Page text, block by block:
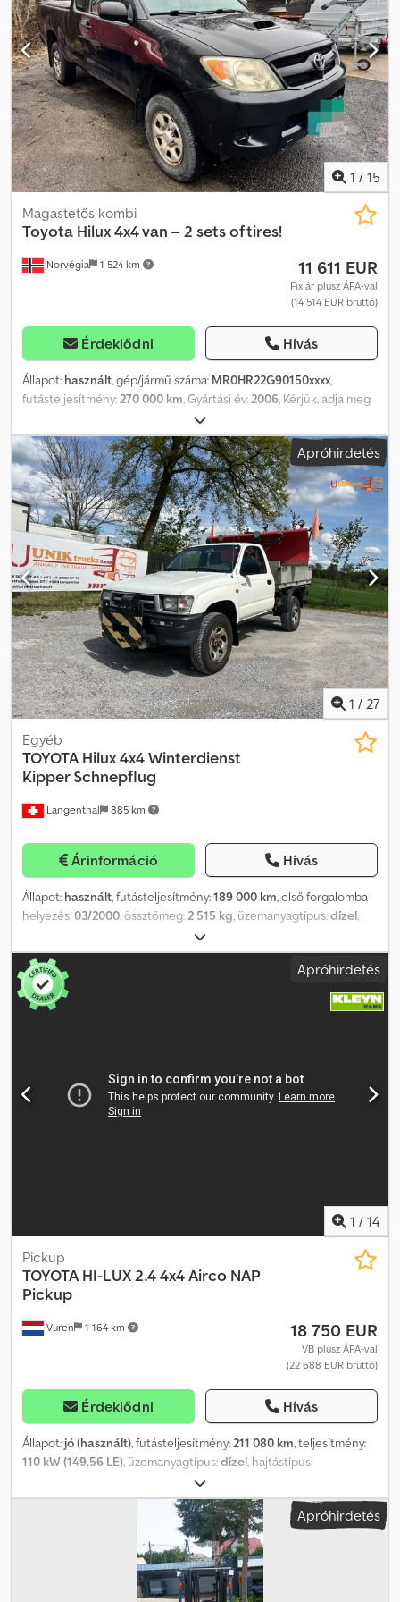
működik. Leírás: Toyota Hilux, gyártási év: 2012. A járművet
nemrégiben EU-ellenőrzésnek vetették alá, és 2028 júniusáig
érvényes az engedélye. Dcedpfx Aijzr T I Ajijk A jármű új nyári és jó
állapotú téli gumiabroncsokkal kerül leszállításra. 2018-ban,
amikor a korábbi tulajdonos megvásárolta, rozsdavédelmi kezelést
kapott. A rakterületen kihúzható padló található. A
klímaberendezés nem működik. Rövid határidővel is lehetséges a
leszállítás. Km: 158000 LE: 144 Műszaki: Igen EU-engedély érvényes:
2028.06.11-ig Üres súly: 1905 = További információk = További
információkért forduljon az ATS Norway-hoz.
1 / 15
Norvégia 1 524 km
Magastetős kombi
Toyota Hilux 4x4 van – 2 sets of tires!
11 611 EUR
Fix ár plusz ÁFA-val
(14 514 EUR bruttó)
Érdeklődni Hívás
Állapot: használt, gép/jármű száma: MR0HR22G90150xxxx,
futásteljesítmény:270 000 km, Gyártási év:2006, Kérjük, adja meg
az alábbi hivatkozási számot érdeklődéskor: 22916 Műszaki adatok:
Futásteljesítmény: 270.000 km Sebességváltó: kézi 4x4 Vonóhorog
Dcedpfjzqn N Eex Aiiok A gumiabroncsok megfelelő állapotban
Nyári és téli gumi garnitúra 2 ülés Dízel, 120 LE A karbantartások
többségét saját maga végezte Azonnal elérhető Leírás: Toyota
Hilux, 2006-os évjárat. Az autó két garnitúra gumival kerül
értékesítésre. A legtöbb karbantartást saját maga végezte a
tulajdonos. Azonnal elérhető. Km: 270000 LE: 120 Műszaki vizsga:
nincs EU jóváhagyás érvényes: 2025.11.26-ig Önsúly: 1830 kg Teljes
tömeg: 2685 kg Hasznos teher: 780 kg Szélesség: 176 cm
Hosszúság: 526 cm Euro normák: 4 Modell: HILUX Sebességváltó:
kézi Ülőhelyek száma: 2 = További információk = További
információért vegye fel a kapcsolatot az ATS Norway-jal.
Apróhirdetés
1 / 27
Langenthal 885 km
Egyéb
TOYOTA Hilux 4x4 Winterdienst
Kipper Schnepflug
Árinformáció Hívás
Állapot: használt, futásteljesítmény:189 000 km, első forgalomba
helyezés:03/2000, össztömeg:2 515 kg, üzemanyagtípus:dízel,
mechanikai
száma:2, Felszereltség:ABS, összkerékhajtás,
Apróhirdetés
1 / 14
Vuren 1 164 km
Pickup
TOYOTA HI-LUX 2.4 4x4 Airco NAP
Pickup
18 750 EUR
VB plusz ÁFA-val
(22 688 EUR bruttó)
Érdeklődni Hívás
Állapot: jó (használt), futásteljesítmény:211 080 km, teljesítmény:
110 kW (149,56 LE), üzemanyagtípus:dízel, hajtástípus:
, tengelyelrendezés:4x4
forgalomba helyezés:07/2021, raktér hossza:1 800 mm, rakodótér
, raktérmagasság:450 mm
, kibocsátási
, vezetőfülke:nappali fülke
, abroncs méret:265/65R17
, Felszereltség:ABS, kipörgésgátló, központi zár,
légkondicionálás, tempomat, utánfutó vonófej,
Apróhirdetés